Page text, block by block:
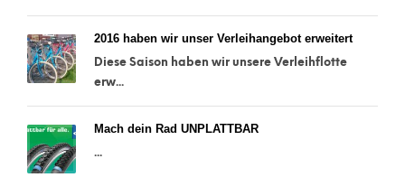
2016 haben wir unser Verleihangebot erweitert
Diese Saison haben wir unsere Verleihflotte
erw...
Mach dein Rad UNPLATTBAR
...